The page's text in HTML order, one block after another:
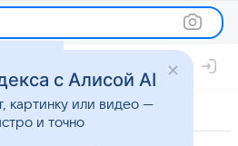
с Алисой AI
картинку или видео —
и точно